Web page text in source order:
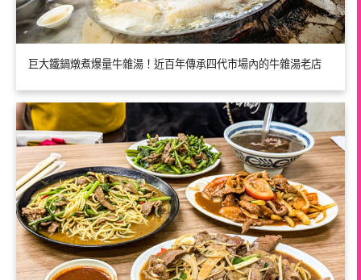
巨大鐵鍋燉煮爆量牛雜湯！近百年傳承四代市場內的牛雜湯老店